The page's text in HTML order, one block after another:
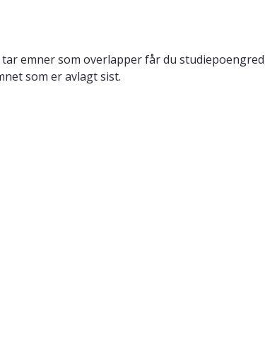
emner som overlapper får du
som er avlagt sist.